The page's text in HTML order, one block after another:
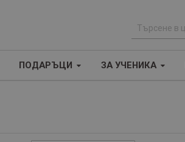
р
ПОДАРЪЦИ ЗА УЧЕНИКА